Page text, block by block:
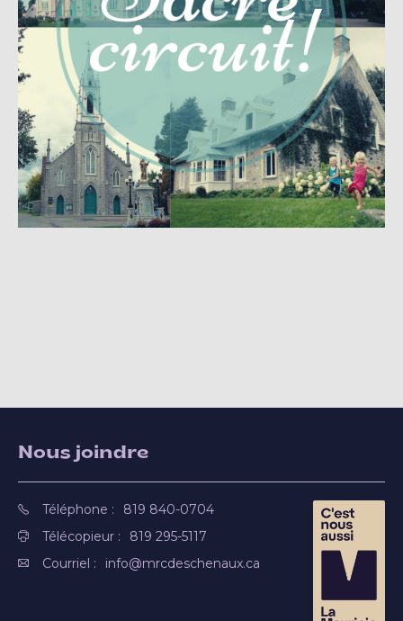
Nous joindre
Téléphone :
819 840-0704
Télécopieur :
819 295-5117
Courriel :
info@mrcdeschenaux.ca